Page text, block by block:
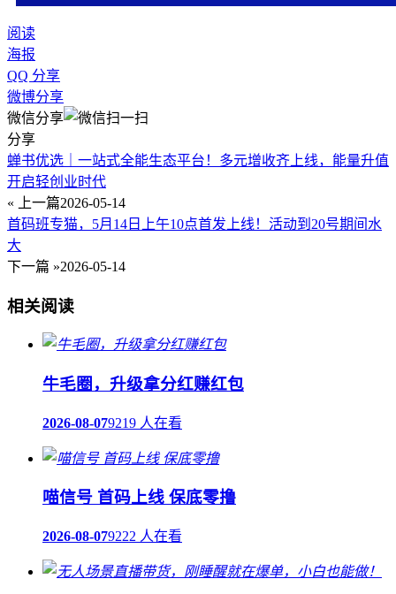
阅读
海报
QQ 分享
微博分享
微信分享
分享
蝉书优选｜一站式全能生态平台！多元增收齐上线，能量升值
开启轻创业时代
« 上一篇2026-05-14
首码班专猫，5月14日上午10点首发上线！活动到20号期间水
大
下一篇 »2026-05-14
相关阅读
牛毛圈，升级拿分红赚红包
2026-08-079219 人在看
喵信号 首码上线 保底零撸
2026-08-079222 人在看